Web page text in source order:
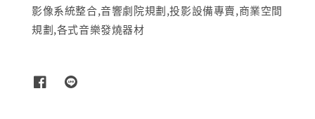
影像系統整合,音響劇院規劃,投影設備專賣,商業空間
規劃,各式音樂發燒器材